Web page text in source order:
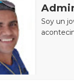
Soy un